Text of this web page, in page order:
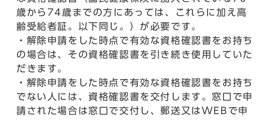
歳から74歳までの方にあっては、これらに加え高
齢受給者証。以下同じ。）が必要です。
・解除申請をした時点で有効な資格確認書をお持ち
の場合は、その資格確認書を引き続き使用していた
だきます。
・解除申請をした時点で有効な資格確認書をお持ち
でない人には、資格確認書を交付します。窓口で申
請された場合は窓口で交付し、郵送又はWEBで申